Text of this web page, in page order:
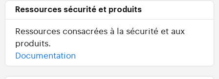
Ressources sécurité et produits
Ressources consacrées à la sécurité et aux
produits.
Documentation